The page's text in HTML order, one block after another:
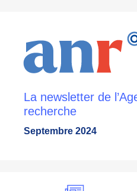
La newsletter de
recherche
Septembre 2024